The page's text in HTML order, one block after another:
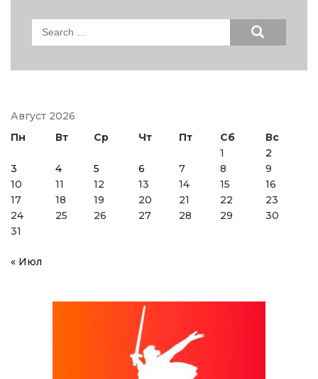
Search
Август 2026
Пн
Вт Ср Чт Пт Сб
Вс
1
2
3
4 5 6 7 8
9
10
11 12 13 14 15
16
17
18 19 20 21 22
23
24
25 26 27 28 29
30
31
« Июл